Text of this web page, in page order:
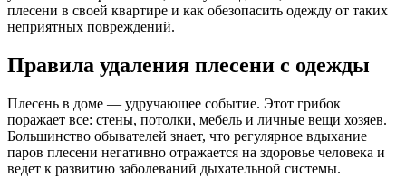
плесени в своей квартире и как обезопасить одежду от таких
неприятных повреждений.
Правила удаления плесени с одежды
Плесень в доме — удручающее событие. Этот грибок
поражает все: стены, потолки, мебель и личные вещи хозяев.
Большинство обывателей знает, что регулярное вдыхание
паров плесени негативно отражается на здоровье человека и
ведет к развитию заболеваний дыхательной системы.